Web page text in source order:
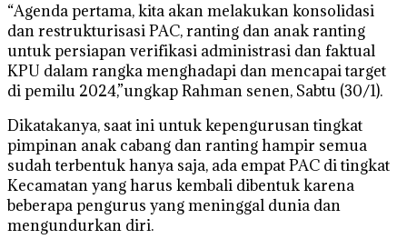
“Agenda pertama, kita akan melakukan konsolidasi
dan restrukturisasi PAC, ranting dan anak ranting
untuk persiapan verifikasi administrasi dan faktual
KPU dalam rangka menghadapi dan mencapai target
di pemilu 2024,”ungkap Rahman senen, Sabtu (30/1).
Dikatakanya, saat ini untuk kepengurusan tingkat
pimpinan anak cabang dan ranting hampir semua
sudah terbentuk hanya saja, ada empat PAC di tingkat
Kecamatan yang harus kembali dibentuk karena
beberapa pengurus yang meninggal dunia dan
mengundurkan diri.